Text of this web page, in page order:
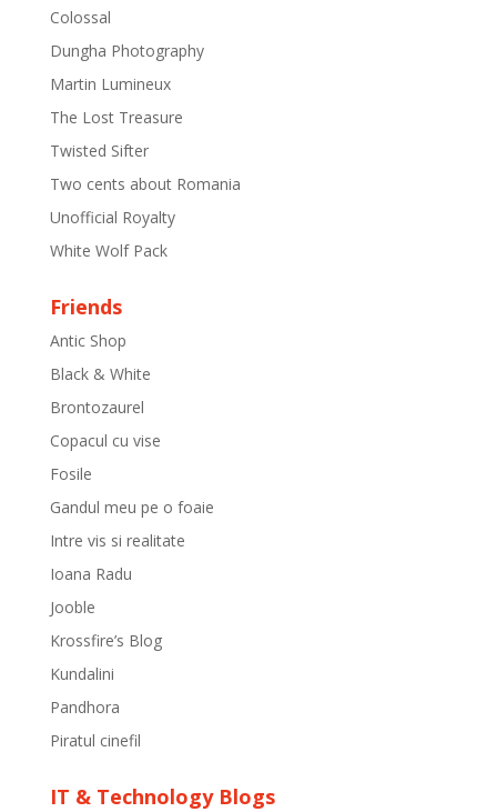
Colossal
Dungha Photography
Martin Lumineux
The Lost Treasure
Twisted Sifter
Two cents about Romania
Unofficial Royalty
White Wolf Pack
Friends
Antic Shop
Black & White
Brontozaurel
Copacul cu vise
Fosile
Gandul meu pe o foaie
Intre vis si realitate
Ioana Radu
Jooble
Krossfire’s Blog
Kundalini
Pandhora
Piratul cinefil
IT & Technology Blogs